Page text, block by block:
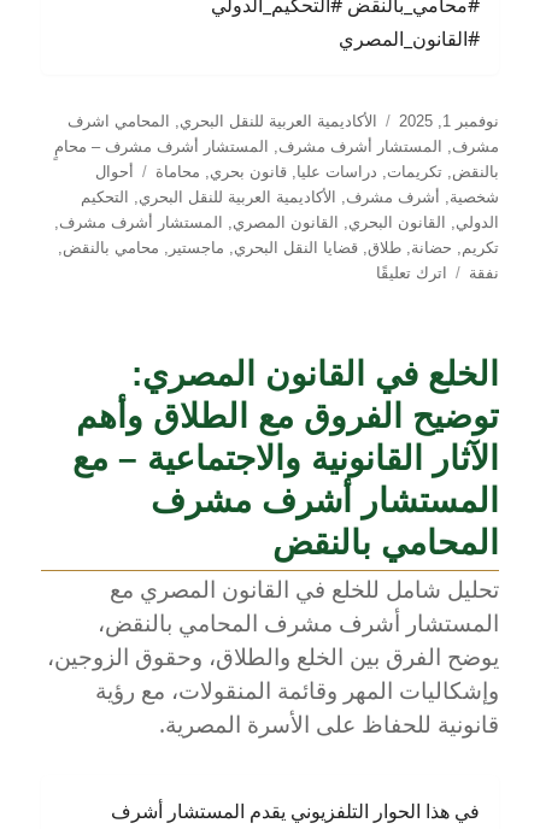
#القانون_المصري
نُشرت
في
نوفمبر 1, 2025 التصنيفات
الأكاديمية العربية للنقل البحري
المحامي اشرف
مشرف
المستشار أشرف مشرف
المستشار أشرف مشرف – محامٍ
بالنقض ,تكريمات دراسات عليا ,قانون بحري محاماة الوسوم
أحوال
شخصية
أشرف مشرف الأكاديمية العربية للنقل البحري
التحكيم
الدولي
القانون البحري القانون المصري المستشار أشرف مشرف
تكريم
حضانة ,طلاق ,قضايا النقل البحري ماجستير محامي بالنقض
نفقة
اترك تعليقًا
البحري
خريجها
المستشار
أشرف
مشرف
–
المحامي
بالنقض
الخلع في القانون المصري:
توضيح الفروق مع الطلاق وأهم
الآثار القانونية والاجتماعية – مع
المستشار أشرف مشرف
المحامي بالنقض
تحليل شامل للخلع في القانون المصري مع
المستشار أشرف مشرف المحامي بالنقض،
يوضح الفرق بين الخلع والطلاق، وحقوق الزوجين،
وإشكاليات المهر وقائمة المنقولات، مع رؤية
قانونية للحفاظ على الأسرة المصرية.
في هذا الحوار التلفزيوني يقدم المستشار أشرف